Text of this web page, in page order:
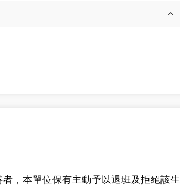
，本單位保有主動予以退班及拒絕該生